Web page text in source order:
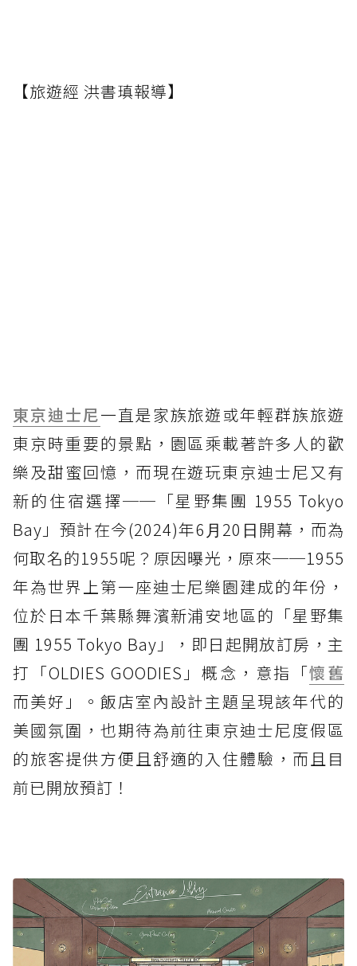
【旅遊經 洪書瑱報導】
東京迪士尼一直是家族旅遊或年輕群族旅遊
東京時重要的景點，園區乘載著許多人的歡
樂及甜蜜回憶，而現在遊玩東京迪士尼又有
新的住宿選擇──「星野集團 1955 Tokyo
Bay」預計在今(2024)年6⽉20⽇開幕，而為
何取名的1955呢？原因曝光，原來──1955
年為世界上第一座迪士尼樂園建成的年份，
位於日本千葉縣舞濱新浦安地區的「星野集
團 1955 Tokyo Bay」，即日起開放訂房，主
打「OLDIES GOODIES」概念，意指「懷舊
而美好」。飯店室內設計主題呈現該年代的
美國氛圍，也期待為前往東京迪士尼度假區
的旅客提供方便且舒適的入住體驗，而且目
前已開放預訂！